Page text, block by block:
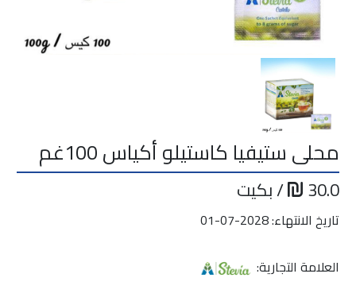
محلى ستيفيا كاستيلو أكياس 100غم
30.0 / بكيت
تاريخ الانتهاء: 2028-07-01
العلامة التجارية: